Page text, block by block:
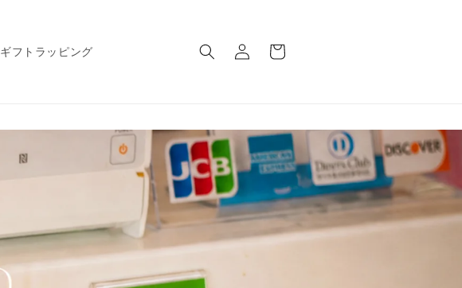
ギフトラッピング
グ
イ
ー